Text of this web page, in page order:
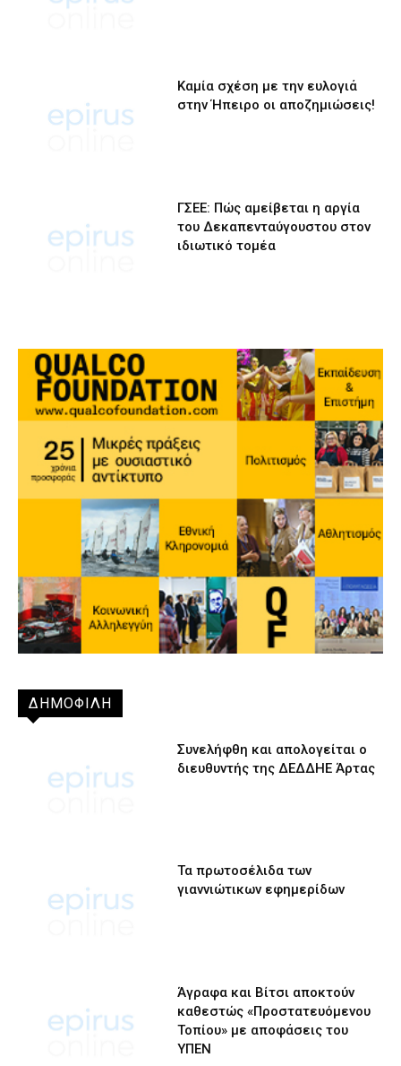
Καμία σχέση με την ευλογιά
στην Ήπειρο οι αποζημιώσεις!
ΓΣΕΕ: Πώς αμείβεται η αργία
του Δεκαπενταύγουστου στον
ιδιωτικό τομέα
ΔΗΜΟΦΙΛΗ
Συνελήφθη και απολογείται ο
διευθυντής της ΔΕΔΔΗΕ Άρτας
Τα πρωτοσέλιδα των
γιαννιώτικων εφημερίδων
Άγραφα και Βίτσι αποκτούν
καθεστώς «Προστατευόμενου
Τοπίου» με αποφάσεις του
ΥΠΕΝ